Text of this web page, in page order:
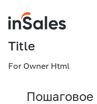
Title
For Owner Html
Пошаговое